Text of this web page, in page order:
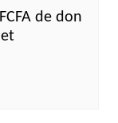
de don